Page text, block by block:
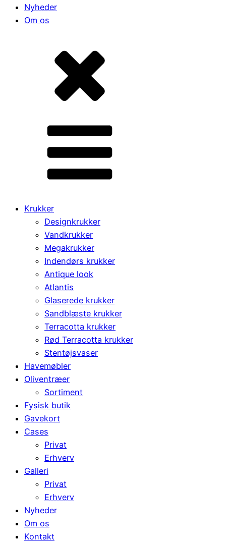
Nyheder
Om os
Krukker
Designkrukker
Vandkrukker
Megakrukker
Indendørs krukker
Antique look
Atlantis
Glaserede krukker
Sandblæste krukker
Terracotta krukker
Rød Terracotta krukker
Stentøjsvaser
Havemøbler
Oliventræer
Sortiment
Fysisk butik
Gavekort
Cases
Privat
Erhverv
Galleri
Privat
Erhverv
Nyheder
Om os
Kontakt